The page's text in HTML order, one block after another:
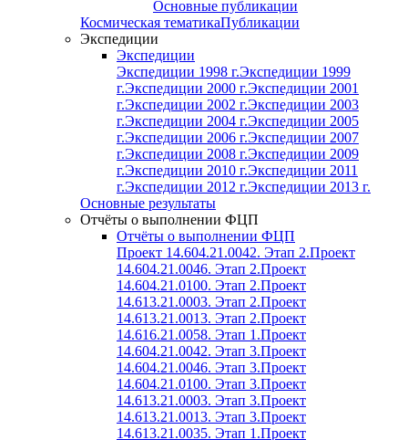
Основные публикации
Космическая тематикаПубликации
Экспедиции
Экспедиции
Экспедиции 1998 г.Экспедиции 1999
г.Экспедиции 2000 г.Экспедиции 2001
г.Экспедиции 2002 г.Экспедиции 2003
г.Экспедиции 2004 г.Экспедиции 2005
г.Экспедиции 2006 г.Экспедиции 2007
г.Экспедиции 2008 г.Экспедиции 2009
г.Экспедиции 2010 г.Экспедиции 2011
г.Экспедиции 2012 г.Экспедиции 2013 г.
Основные результаты
Отчёты о выполнении ФЦП
Отчёты о выполнении ФЦП
Проект 14.604.21.0042. Этап 2.Проект
14.604.21.0046. Этап 2.Проект
14.604.21.0100. Этап 2.Проект
14.613.21.0003. Этап 2.Проект
14.613.21.0013. Этап 2.Проект
14.616.21.0058. Этап 1.Проект
14.604.21.0042. Этап 3.Проект
14.604.21.0046. Этап 3.Проект
14.604.21.0100. Этап 3.Проект
14.613.21.0003. Этап 3.Проект
14.613.21.0013. Этап 3.Проект
14.613.21.0035. Этап 1.Проект